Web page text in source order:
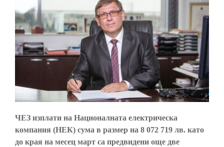
ЧЕЗ изплати на Националната електрическа
компания (НЕК) сума в размер на 8 072 719 лв. като
до края на месец март са предвидени още две